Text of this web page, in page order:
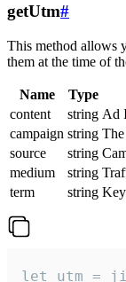
getUtm#
This method allows
them at the time of
Name Type
content
string Ad
campaign string
source
string
medium
string
term
string
let utm =